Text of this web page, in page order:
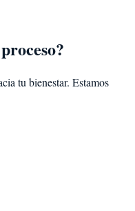
tu bienestar. Estamos